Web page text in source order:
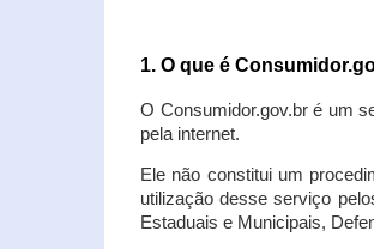
1. O que é
O Consumidor.gov.br é um
pela internet.
Ele não constitui um
utilização desse serviço
Estaduais e Municipais,